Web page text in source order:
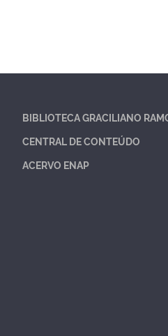
BIBLIOTECA GRACILIANO
CENTRAL DE CONTEÚDO
ACERVO ENAP